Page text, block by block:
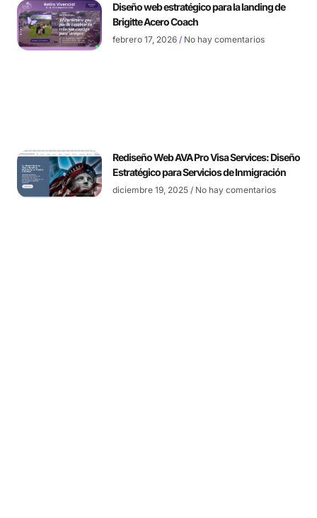
Diseño web estratégico para la landing de
Brigitte Acero Coach
febrero 17, 2026 No hay comentarios
Rediseño Web AVA Pro Visa Services: Diseño
Estratégico para Servicios de Inmigración
diciembre 19, 2025 No hay comentarios